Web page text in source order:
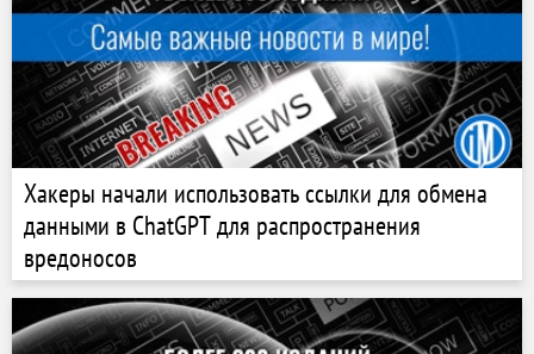
Хакеры начали использовать ссылки для обмена
данными в ChatGPT для распространения
вредоносов